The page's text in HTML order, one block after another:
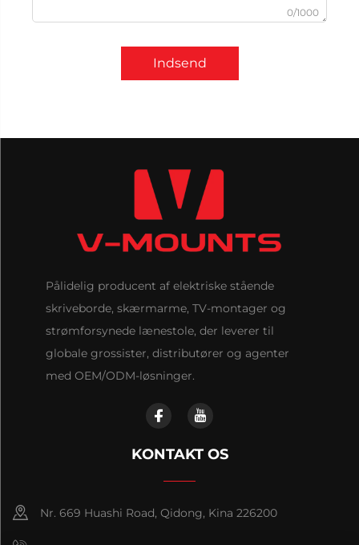
0/1000
Indsend
Pålidelig producent af elektriske stående
skriveborde, skærmarme, TV-montager og
strømforsynede lænestole, der leverer til
globale grossister, distributører og agenter
med OEM/ODM-løsninger.
KONTAKT OS
Nr. 669 Huashi Road, Qidong, Kina 226200